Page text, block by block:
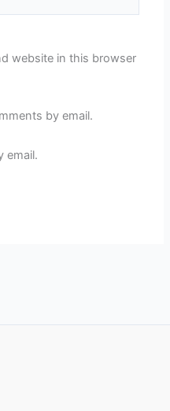
website in this browser
by email.
email.